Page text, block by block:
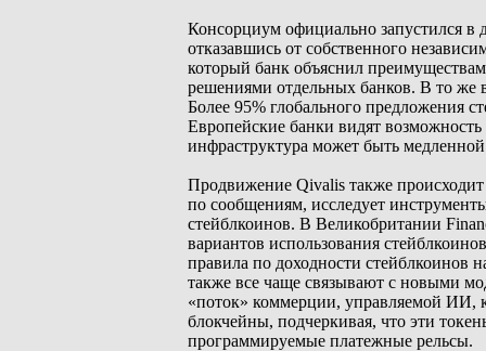
Консорциум официально запустился в
отказавшись от собственного
который банк объяснил
решениями отдельных банков. В то же
Более 95% глобального предложения
Европейские банки видят
инфраструктура может быть
Продвижение Qivalis также происходит
по сообщениям, исследует
стейблкоинов. В Великобритании
вариантов использования
правила по доходности стейблкоинов
также все чаще связывают с новыми
«поток» коммерции, управляемой ИИ,
блокчейны, подчеркивая, что эти
программируемые платежные рельсы.